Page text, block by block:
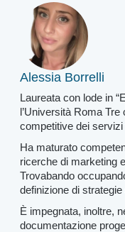
Alessia Borrelli
Laureata con lode in
l’Università Roma
competitive dei servizi
Ha maturato
ricerche di marketing
Trovabando
definizione di
È impegnata, inoltre,
documentazione